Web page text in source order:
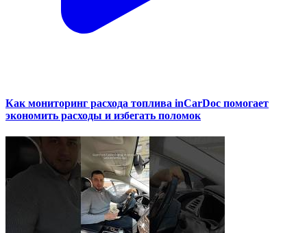
Как мониторинг расхода топлива inCarDoc помогает
экономить расходы и избегать поломок